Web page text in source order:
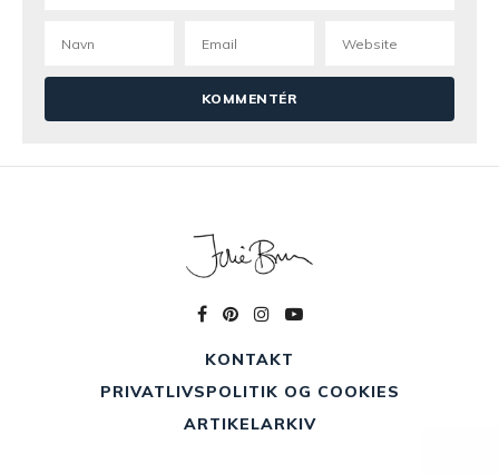
KONTAKT
PRIVATLIVSPOLITIK OG COOKIES
ARTIKELARKIV